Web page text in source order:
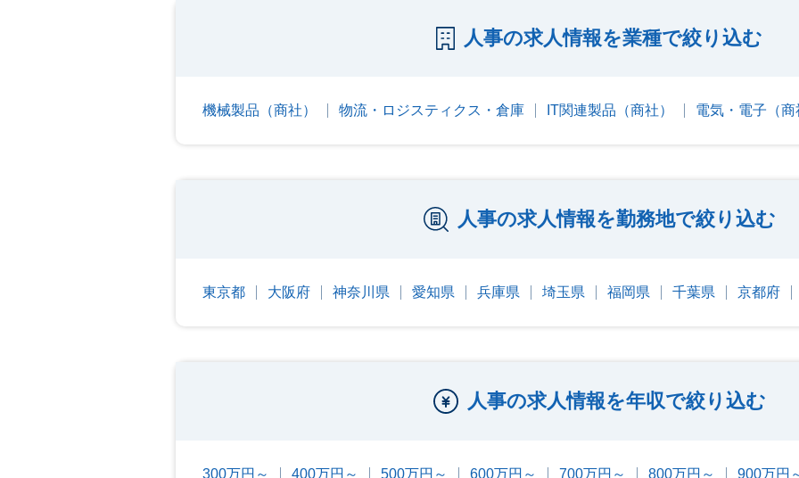
人事の求人情報を業種で絞り込む
機械製品（商社） 物流・ロジスティクス・倉庫 IT関連製品（商社） 電気・電子（商
人事の求人情報を勤務地で絞り込む
東京都 大阪府 神奈川県 愛知県 兵庫県 埼玉県 福岡県 千葉県 京都府
人事の求人情報を年収で絞り込む
300万円～ 400万円～ 500万円～ 600万円～ 700万円～ 800万円～
900万円